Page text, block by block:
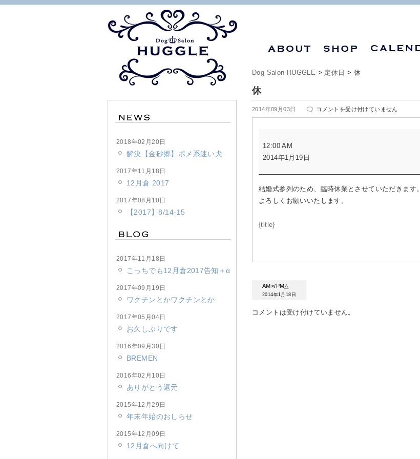
Dog Salon HUGGLE > 定休日 > 休
休
2014年09月03日
休
は
コメントを受け付けていません
12:00 AM
2014年1月19日
結婚式参列のため、臨時休業とさせていただきます。
よろしくお願いいたします。
{title}
AM×/PM△
2014年1月18日
コメントは受け付けていません。
2018年02月20日
解決【金砂郷】ポメ系迷い犬
2017年11月18日
12月倉 2017
2017年08月10日
【2017】8/14-15
2017年11月18日
こっちでも12月倉2017告知＋α
2017年09月19日
ワクチンとかワクチンとか
2017年05月04日
お久しぶりです
2016年09月30日
BREMEN
2016年02月10日
ありがとう還元
2015年12月29日
年末年始のおしらせ
2015年12月09日
12月倉へ向けて